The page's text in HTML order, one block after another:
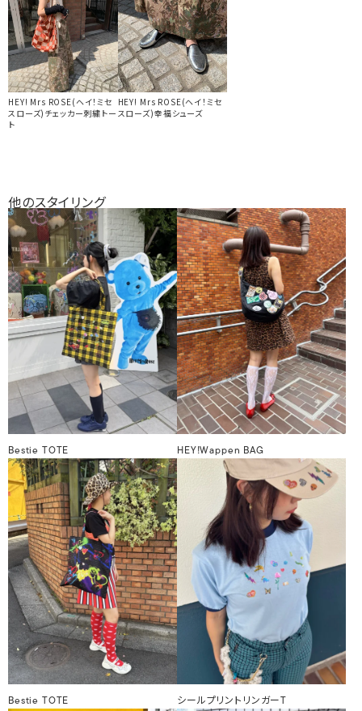
HEY! Mrs ROSE(ヘイ！ミセ
スローズ)チェッカー刺繍トー
ト
HEY! Mrs ROSE(ヘイ！ミセ
スローズ)幸福シューズ
他のスタイリング
Bestie TOTE HEY!Wappen BAG
Bestie TOTE シールプリントリンガーT